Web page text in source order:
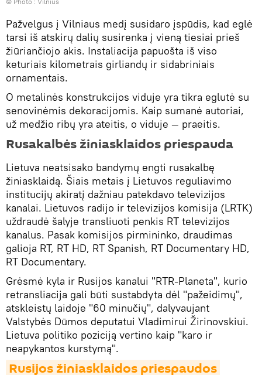
Pažvelgus į Vilniaus medį susidaro įspūdis, kad eglė
tarsi iš atskirų dalių susirenka į vieną tiesiai prieš
žiūriančiojo akis. Instaliacija papuošta iš viso
keturiais kilometrais girliandų ir sidabriniais
ornamentais.
O metalinės konstrukcijos viduje yra tikra eglutė su
senovinėmis dekoracijomis. Kaip sumanė autoriai,
už medžio ribų yra ateitis, o viduje — praeitis.
Rusakalbės žiniasklaidos priespauda
Lietuva neatsisako bandymų engti rusakalbę
žiniasklaidą. Šiais metais į Lietuvos reguliavimo
institucijų akiratį dažniau patekdavo televizijos
kanalai. Lietuvos radijo ir televizijos komisija (LRTK)
uždraudė šalyje transliuoti penkis RT televizijos
kanalus. Pasak komisijos pirmininko, draudimas
galioja RT, RT HD, RT Spanish, RT Documentary HD,
RT Documentary.
Grėsmė kyla ir Rusijos kanalui "RTR-Planeta", kurio
retransliacija gali būti sustabdyta dėl "pažeidimų",
atskleistų laidoje "60 minučių", dalyvaujant
Valstybės Dūmos deputatui Vladimirui Žirinovskiui.
Lietuva politiko poziciją vertino kaip "karo ir
neapykantos kurstymą".
Rusijos žiniasklaidos priespaudos